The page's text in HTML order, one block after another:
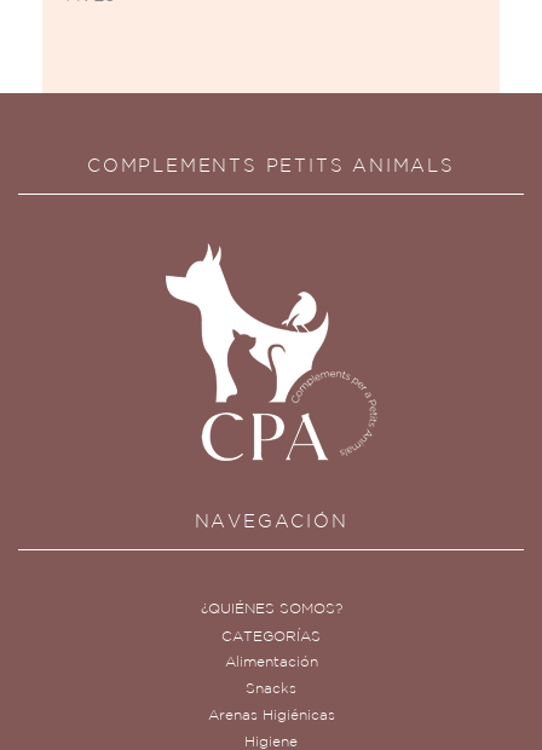
COMPLEMENTS PETITS ANIMALS
NAVEGACIÓN
¿QUIÉNES SOMOS?
CATEGORÍAS
Alimentación
Snacks
Arenas Higiénicas
Higiene